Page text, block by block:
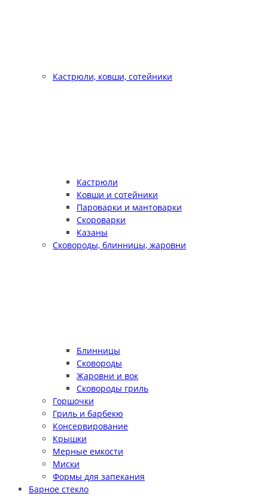
Кастрюли, ковши, сотейники
Кастрюли
Ковши и сотейники
Пароварки и мантоварки
Скороварки
Казаны
Сковороды, блинницы, жаровни
Блинницы
Сковороды
Жаровни и вок
Сковороды гриль
Горшочки
Гриль и барбекю
Консервирование
Крышки
Мерные емкости
Миски
Формы для запекания
Барное стекло